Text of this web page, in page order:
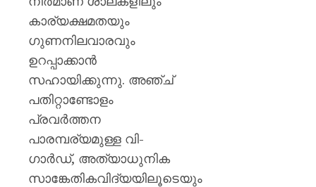
കാര്യക്ഷമതയും
ഗുണനിലവാരവും
ഉറപ്പാക്കാൻ
സഹായിക്കുന്നു. അഞ്ച്
പതിറ്റാണ്ടോളം
പ്രവർത്തന
പാരമ്പര്യമുള്ള വി-
ഗാർഡ്, അത്യാധുനിക
സാങ്കേതികവിദ്യയിലൂടെയും